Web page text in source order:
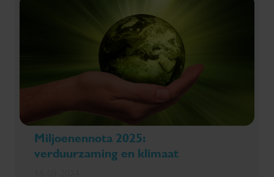
Miljoenennota 2025:
verduurzaming en klimaat